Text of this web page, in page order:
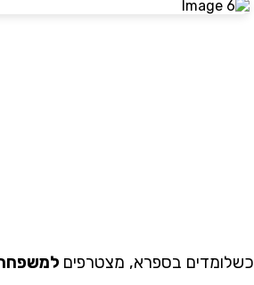
בספרא, מצטרפיםלמשפחה